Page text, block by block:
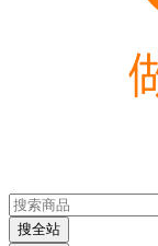
搜全站